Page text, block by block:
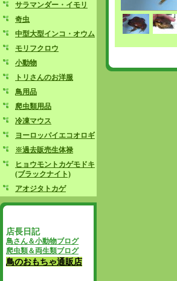
サラマンダー・イモリ
奇虫
中型大型インコ・オウム
モリフクロウ
小動物
トリさんのお洋服
鳥用品
爬虫類用品
冷凍マウス
ヨーロッパイエコオロギ
※過去販売生体禄
ヒョウモントカゲモドキ
(ブラックナイト)
アオジタトカゲ
店長日記
鳥さん＆小動物ブログ
爬虫類＆両生類ブログ
鳥のおもちゃ通販店